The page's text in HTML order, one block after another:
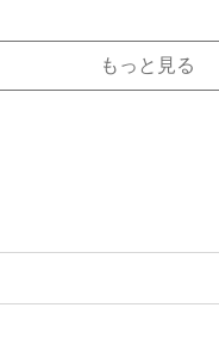
もっと見る